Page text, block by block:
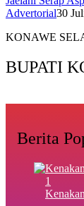
Advertorial30
KONAWE
BUPATI
Berita
1